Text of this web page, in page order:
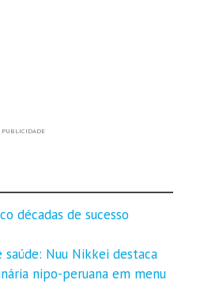
PUBLICIDADE
décadas de sucesso
Nuu Nikkei destaca
nipo-peruana em menu